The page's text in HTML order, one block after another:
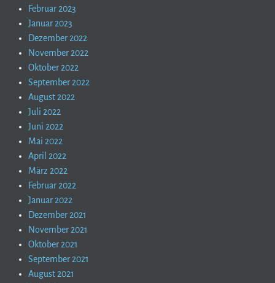
Februar 2023
Januar 2023
Dezember 2022
November 2022
Oktober 2022
September 2022
August 2022
Juli 2022
Juni 2022
Mai 2022
April 2022
März 2022
Februar 2022
Januar 2022
Dezember 2021
November 2021
Oktober 2021
September 2021
August 2021